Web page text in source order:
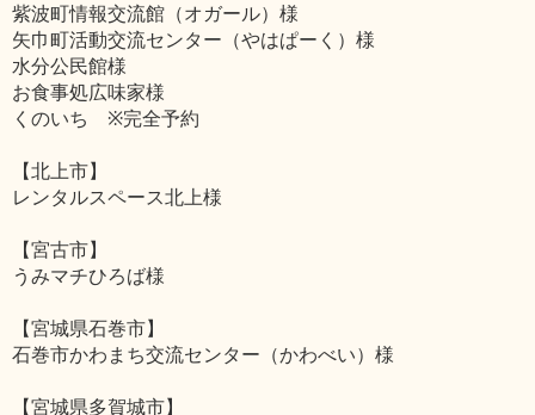
紫波町情報交流館（オガール）様
矢巾町活動交流センター（やはぱーく）様
水分公民館様
お食事処広味家様
くのいち ※完全予約
【北上市】
レンタルスペース北上様
【宮古市】
うみマチひろば様
【宮城県石巻市】
石巻市かわまち交流センター（かわべい）様
【宮城県多賀城市】